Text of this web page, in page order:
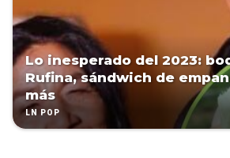
Lo inesperado del 2023:
Rufina, sándwich de
más
LN POP